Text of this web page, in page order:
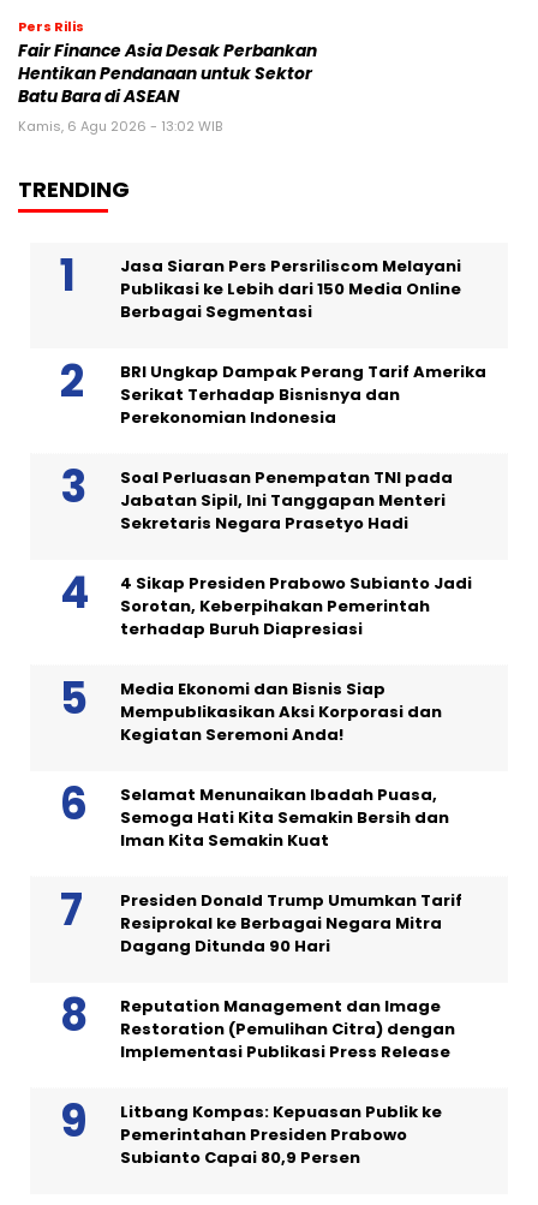
Pers Rilis
Fair Finance Asia Desak Perbankan
Hentikan Pendanaan untuk Sektor
Batu Bara di ASEAN
Kamis, 6 Agu 2026 - 13:02 WIB
TRENDING
Jasa Siaran Pers Persriliscom Melayani
Publikasi ke Lebih dari 150 Media Online
Berbagai Segmentasi
BRI Ungkap Dampak Perang Tarif Amerika
Serikat Terhadap Bisnisnya dan
Perekonomian Indonesia
Soal Perluasan Penempatan TNI pada
Jabatan Sipil, Ini Tanggapan Menteri
Sekretaris Negara Prasetyo Hadi
4 Sikap Presiden Prabowo Subianto Jadi
Sorotan, Keberpihakan Pemerintah
terhadap Buruh Diapresiasi
Media Ekonomi dan Bisnis Siap
Mempublikasikan Aksi Korporasi dan
Kegiatan Seremoni Anda!
Selamat Menunaikan Ibadah Puasa,
Semoga Hati Kita Semakin Bersih dan
Iman Kita Semakin Kuat
Presiden Donald Trump Umumkan Tarif
Resiprokal ke Berbagai Negara Mitra
Dagang Ditunda 90 Hari
Reputation Management dan Image
Restoration (Pemulihan Citra) dengan
Implementasi Publikasi Press Release
Litbang Kompas: Kepuasan Publik ke
Pemerintahan Presiden Prabowo
Subianto Capai 80,9 Persen